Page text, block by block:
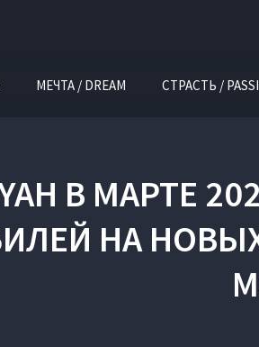
МЕЧТА / DREAM СТРАСТЬ /
В МАРТЕ
НА